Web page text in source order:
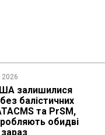
2026
залишилися
балістичних
та PrSM,
обидві